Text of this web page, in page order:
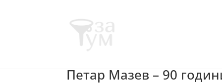
Петар Мазев – 90